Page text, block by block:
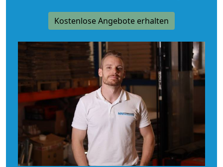
Kostenlose Angebote erhalten